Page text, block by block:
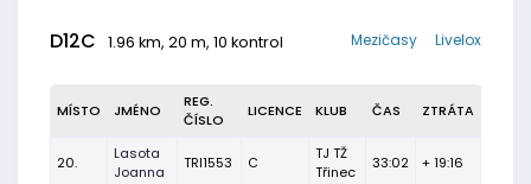
D12C 1.96 km, 20 m, 10 kontrol Livelox
Mezičasy
MÍSTO JMÉNO
REG.
ČÍSLO
LICENCE KLUB ČAS ZTRÁTA
20.
Lasota
Joanna
TRI1553 C
TJ TŽ
Třinec
33:02 + 19:16